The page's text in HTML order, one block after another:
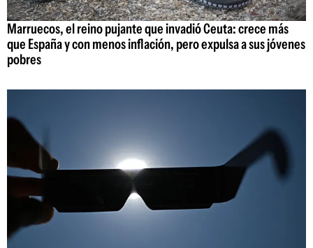
Marruecos, el reino pujante que invadió Ceuta: crece más
que España y con menos inflación, pero expulsa a sus jóvenes
pobres